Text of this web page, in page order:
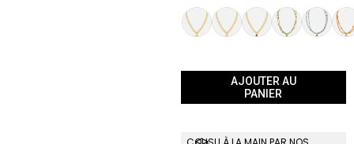
AJOUTER AU
PANIER